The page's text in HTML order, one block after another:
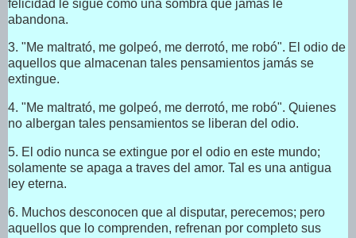
felicidad le sigue como una sombra que jamás le
abandona.
3. "Me maltrató, me golpeó, me derrotó, me robó". El odio de
aquellos que almacenan tales pensamientos jamás se
extingue.
4. "Me maltrató, me golpeó, me derrotó, me robó". Quienes
no albergan tales pensamientos se liberan del odio.
5. El odio nunca se extingue por el odio en este mundo;
solamente se apaga a traves del amor. Tal es una antigua
ley eterna.
6. Muchos desconocen que al disputar, perecemos; pero
aquellos que lo comprenden, refrenan por completo sus